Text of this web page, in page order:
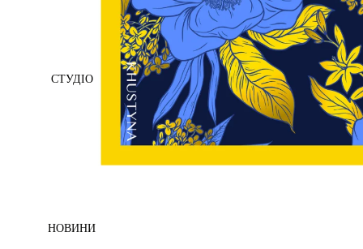
СТУДІО
НОВИНИ